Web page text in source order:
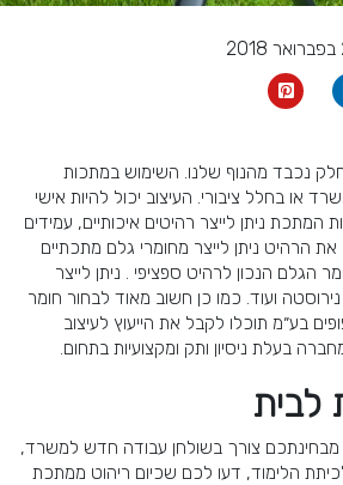
ריהוט מתכת בהתאמה
החם בקרב אדריכלים
נכבד מהנוף שלנו. השימוש במתכות
או בחלל ציבורי. העיצוב יכול להיות אישי
המתכת ניתן לייצר רהיטים איכותיים, עמידים
את הרהיט ניתן לייצר מחומרי גלם מתכתיים
הגלם הנכון לרהיט ספציפי . ניתן לייצר
ועוד. כמו כן חשוב מאוד לבחור חומר
בע״מ תוכלו לקבל את הייעוץ לעיצוב
בעלת ניסיון ותק ומקצועיות בתחום.
לבית
מבחינתכם צורך בשולחן עבודה חדש למשרד,
הלימוד, דעו לכם שכיום ריהוט ממתכת